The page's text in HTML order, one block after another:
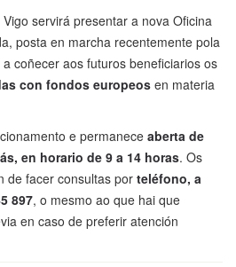
servirá presentar a nova Oficina
posta en marcha recentemente pola
coñecer aos futuros beneficiarios os
con fondos europeos en materia
e permanece aberta de
en horario de 9 a 14 horas. Os
de facer consultas por teléfono, a
897, o mesmo ao que hai que
en caso de preferir atención